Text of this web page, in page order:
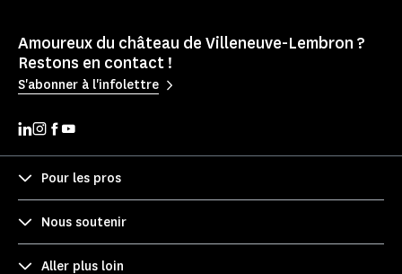
Amoureux du château de Villeneuve-Lembron ?
Restons en contact !
S'abonner à l'infolettre
Pour les pros
Nous soutenir
Aller plus loin